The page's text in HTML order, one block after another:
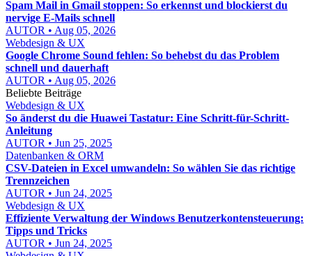
Spam Mail in Gmail stoppen: So erkennst und blockierst du
nervige E-Mails schnell
AUTOR • Aug 05, 2026
Webdesign & UX
Google Chrome Sound fehlen: So behebst du das Problem
schnell und dauerhaft
AUTOR • Aug 05, 2026
Beliebte Beiträge
Webdesign & UX
So änderst du die Huawei Tastatur: Eine Schritt-für-Schritt-
Anleitung
AUTOR • Jun 25, 2025
Datenbanken & ORM
CSV-Dateien in Excel umwandeln: So wählen Sie das richtige
Trennzeichen
AUTOR • Jun 24, 2025
Webdesign & UX
Effiziente Verwaltung der Windows Benutzerkontensteuerung:
Tipps und Tricks
AUTOR • Jun 24, 2025